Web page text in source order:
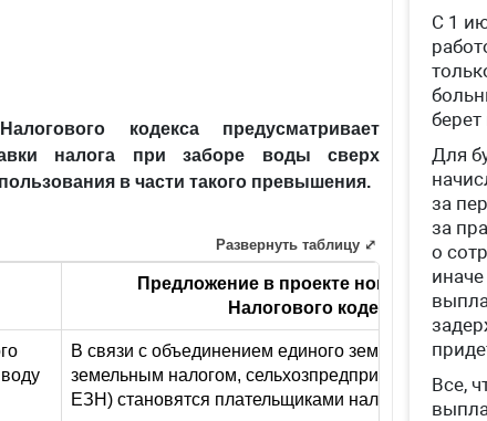
кодекса предусматривает
налога при заборе воды сверх
в части такого превышения.
Предложение в проекте новой
Налогового кодекса
В связи с объединением единого земельного
земельным налогом, сельхозпредприятия
ЕЗН) становятся плательщиками налога на воду
Развернуть таблицу ⤢
С 1
Для
за
за
о
Все,